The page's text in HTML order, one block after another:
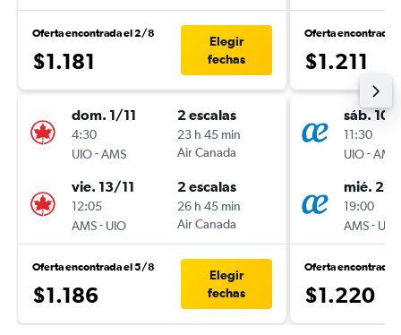
Oferta encontrada el 2/8
$1.181
Elegir
fechas
dom. 1/11
4:30
UIO-AMS
2 escalas
23 h 45 min
Air Canada
vie. 13/11
12:05
AMS- UIO
2 escalas
26 h 45 min
Air Canada
Oferta encontrada el 5/8
$1.186
Elegir
fechas
Oferta encontrada
$1.211
sáb. 10/
11:30
UIO-AMS
mié. 21/
19:00
AMS- UIO
Oferta encontrada
$1.220